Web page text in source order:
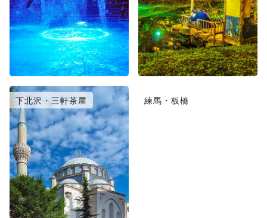
下北沢・三軒茶屋 練馬・板橋